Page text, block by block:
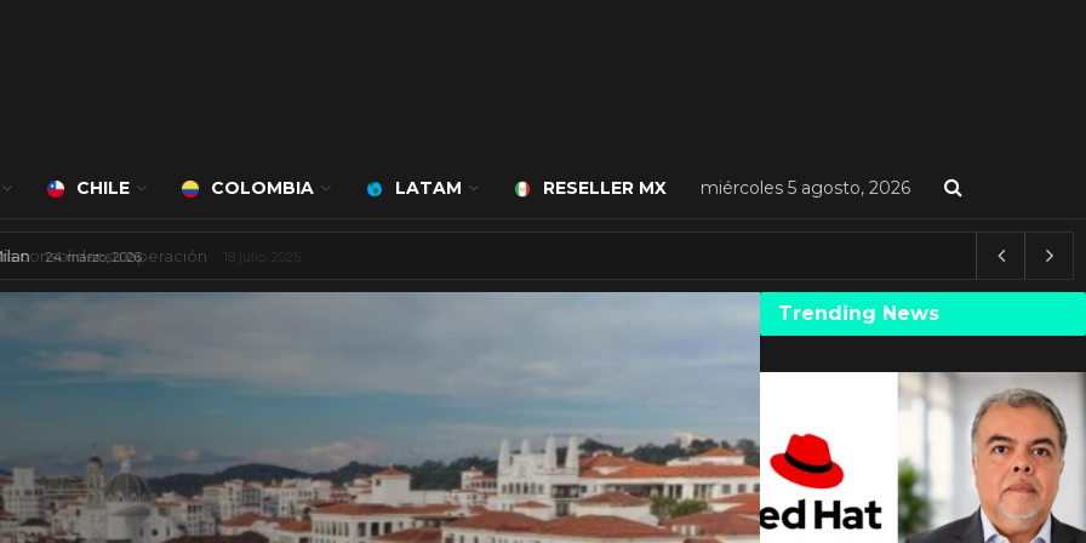
CHILE COLOMBIA LATAM RESELLER MX miércoles 5 agosto, 2026
a cargo de Bert Milan 24 marzo, 2026
Trending News